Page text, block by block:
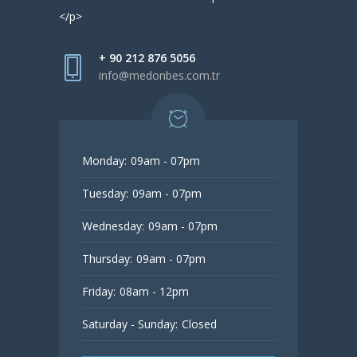
</p>
+ 90 212 876 5056
info@medonbes.com.tr
Monday: 09am - 07pm
Tuesday: 09am - 07pm
Wednesday: 09am - 07pm
Thursday: 09am - 07pm
Friday: 08am - 12pm
Saturday - Sunday: Closed